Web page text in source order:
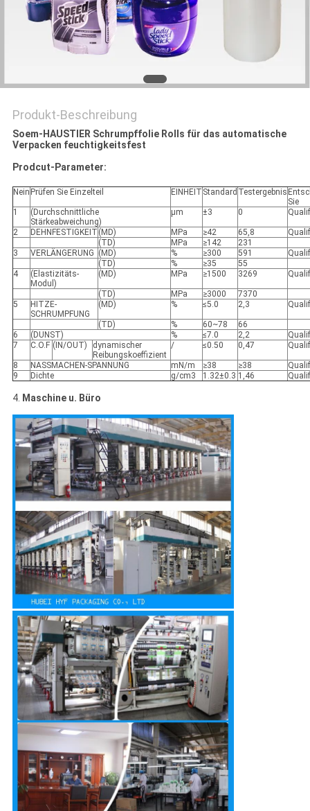
Produkt-Beschreibung
Soem-HAUSTIER Schrumpffolie Rolls für das automatische
Verpacken feuchtigkeitsfest
Prodcut-Parameter:
Nein Prüfen Sie Einzelteil EINHEIT Standard Testergebnis
Sie
1
(Durchschnittliche
Stärkeabweichung)
μm ±3 0
2 DEHNFESTIGKEIT (MD) MPa ≥42 65,8
(TD)
MPa ≥142
231
3
VERLÄNGERUNG (MD) % ≥300 591
(TD)
% ≥35
55
4
(Elastizitäts-
Modul)
(MD) MPa ≥1500 3269
(TD) MPa ≥3000
7370
5
HITZE-
SCHRUMPFUNG
(MD) % ≤5.0 2,3
(TD) % 60~78
66
6
(DUNST) % ≤7.0 2,2
7
C.O.F (IN/OUT)
dynamischer
Reibungskoeffizient
/ ≤0.50 0,47
8 NASSMACHEN-SPANNUNG mN/m ≥38 ≥38
9
Dichte g/cm3 1.32±0.3 1,46
4. Maschine u. Büro